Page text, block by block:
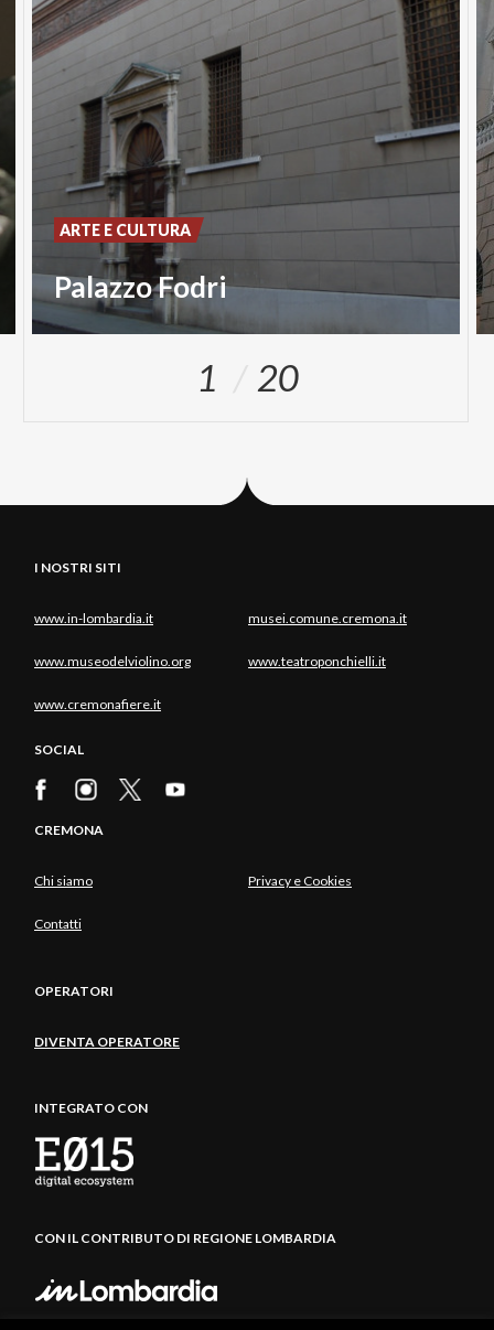
Palazzo Fodri
ARTE E CULTURA
1 20
I NOSTRI SITI
www.in-lombardia.it musei.comune.cremona.it
www.museodelviolino.org www.teatroponchielli.it
www.cremonafiere.it
SOCIAL
CREMONA
Chi siamo Privacy e Cookies
Contatti
OPERATORI
DIVENTA OPERATORE
INTEGRATO CON
CON IL CONTRIBUTO DI REGIONE LOMBARDIA